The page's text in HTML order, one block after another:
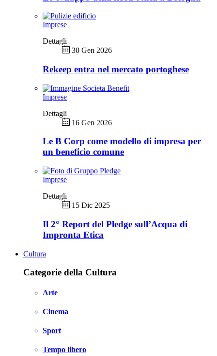
Imprese
Dettagli
30 Gen 2026
Rekeep entra nel mercato portoghese
Imprese
Dettagli
16 Gen 2026
Le B Corp come modello di impresa per
un beneficio comune
Imprese
Dettagli
15 Dic 2025
Il 2° Report del Pledge sull’Acqua di
Impronta Etica
Cultura
Categorie della Cultura
Arte
Cinema
Sport
Tempo libero